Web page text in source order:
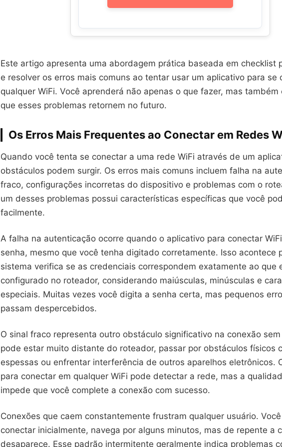
Este artigo apresenta uma abordagem prática baseada em checklist
e resolver os erros mais comuns ao tentar usar um aplicativo para se
qualquer WiFi. Você aprenderá não apenas o que fazer, mas também
que esses problemas retornem no futuro.
Os Erros Mais Frequentes ao Conectar em Redes
Quando você tenta se conectar a uma rede WiFi através de um
obstáculos podem surgir. Os erros mais comuns incluem falha na
fraco, configurações incorretas do dispositivo e problemas com o
um desses problemas possui características específicas que você
facilmente.
A falha na autenticação ocorre quando o aplicativo para conectar
senha, mesmo que você tenha digitado corretamente. Isso acontece
sistema verifica se as credenciais correspondem exatamente ao que
configurado no roteador, considerando maiúsculas, minúsculas e
especiais. Muitas vezes você digita a senha certa, mas pequenos
passam despercebidos.
O sinal fraco representa outro obstáculo significativo na conexão
pode estar muito distante do roteador, passar por obstáculos físicos
espessas ou enfrentar interferência de outros aparelhos eletrônicos.
para conectar em qualquer WiFi pode detectar a rede, mas a
impede que você complete a conexão com sucesso.
Conexões que caem constantemente frustram qualquer usuário.
conectar inicialmente, navega por alguns minutos, mas de repente a
desaparece. Esse padrão intermitente geralmente indica problemas